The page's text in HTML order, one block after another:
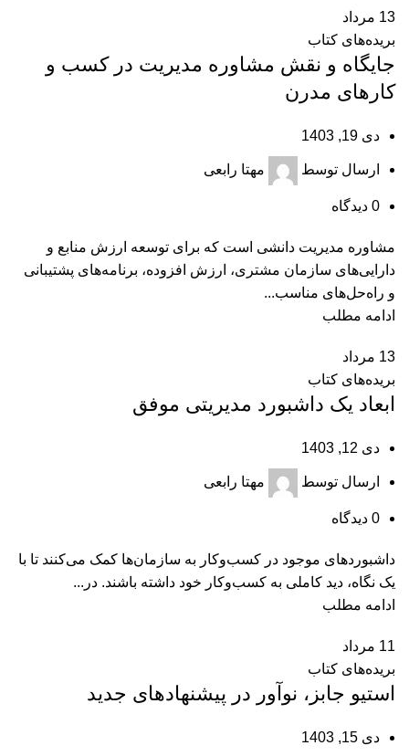
13 مرداد
بریده‌های کتاب
جایگاه و نقش مشاوره مدیریت در کسب‌ و
کار‌های مدرن
دی 19, 1403
ارسال توسط مهتا رابعی
0 دیدگاه
مشاوره مدیریت دانشی است که برای توسعه ارزش منابع و
دارایی‌های سازمان‌ مشتری، ارزش افزوده، برنامه‌های پشتیبانی
و راه‌حل‌های مناسب...
ادامه مطلب
13 مرداد
بریده‌های کتاب
ابعاد یک داشبورد مدیریتی موفق
دی 12, 1403
ارسال توسط مهتا رابعی
0 دیدگاه
داشبوردهای موجود در کسب‌وکار به سازمان‌ها کمک می‌کنند تا با
یک نگاه، دید کاملی به کسب‌وکار خود داشته باشند. در...
ادامه مطلب
11 مرداد
بریده‌های کتاب
استیو جابز، نو‌آور در پیشنهاد‌‌های جدید
دی 15, 1403